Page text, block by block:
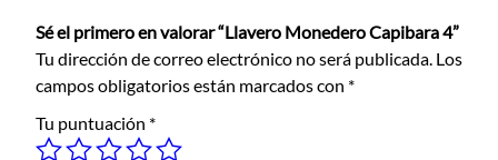
d
e
r
C
Sé el primero en valorar “Llavero Monedero Capibara 4”
Tu dirección de correo electrónico no será publicada. Los
campos obligatorios están marcados con *
Tu puntuación *